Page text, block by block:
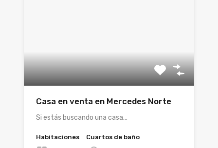
Casa en venta en Mercedes Norte
Si estás buscando una casa…
Habitaciones Cuartos de baño